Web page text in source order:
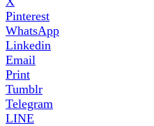
Pinterest
WhatsApp
Linkedin
Email
Print
Tumblr
Telegram
LINE